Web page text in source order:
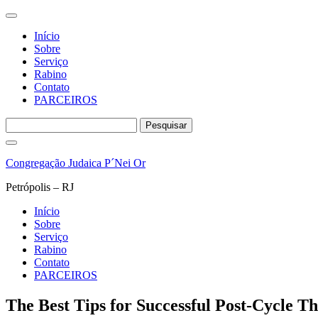
Início
Sobre
Serviço
Rabino
Contato
PARCEIROS
por:
Pular
o
Congregação Judaica P´Nei Or
Petrópolis – RJ
Início
Sobre
Serviço
Rabino
Contato
PARCEIROS
The Best Tips for Successful Post-Cycle